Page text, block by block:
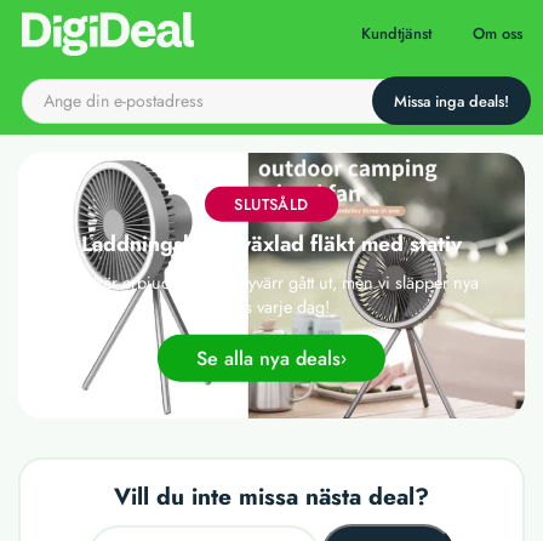
Till startsidan Kundtjänst Om oss
SLUTSÅLD
Laddningsbar 3-växlad fläkt med stativ
Det här erbjudandet har tyvärr gått ut, men vi släpper nya
deals varje dag!
Se alla nya deals
Vill du inte missa nästa deal?